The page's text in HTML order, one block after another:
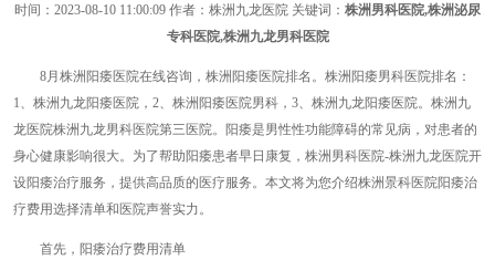
时间： 2023-08-10 11:00:09 作者：株洲九龙医院 关键词： 株洲男科医院,株洲泌尿
专科医院,株洲九龙男科医院
8月株洲阳痿医院在线咨询，株洲阳痿医院排名。株洲阳痿男科医院排名：
1、株洲九龙阳痿医院，2、株洲阳痿医院男科，3、株洲九龙阳痿医院。株洲九
龙医院株洲九龙男科医院第三医院。阳痿是男性性功能障碍的常见病，对患者的
身心健康影响很大。为了帮助阳痿患者早日康复，株洲男科医院-株洲九龙医院开
设阳痿治疗服务，提供高品质的医疗服务。本文将为您介绍株洲景科医院阳痿治
疗费用选择清单和医院声誉实力。
首先，阳痿治疗费用清单